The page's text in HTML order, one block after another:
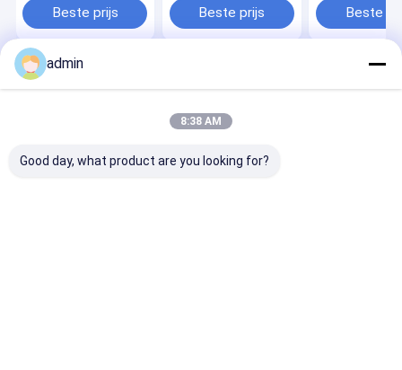
en Afmetingen
100mm X 80mm X
Geoptimaliseerd
voor Inkjet
Printbewerkingen
Beste prijs
compatibel met
diverse
Beste prijs
20mm Output
Capaciteit Tot
Printsytemen
Beste
ons
ons
Site
Sitemap
Privacy Policy
Reserved.
admin
8:38 AM
Good day, what product are you looking for?